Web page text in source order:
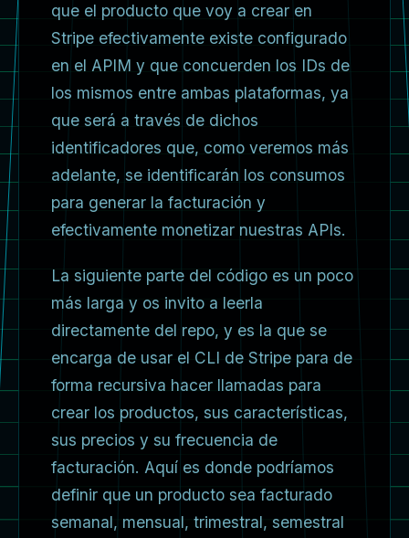
que el producto que voy a crear en
Stripe efectivamente existe configurado
en el APIM y que concuerden los IDs de
los mismos entre ambas plataformas, ya
que será a través de dichos
identificadores que, como veremos más
adelante, se identificarán los consumos
para generar la facturación y
efectivamente monetizar nuestras APIs.
La siguiente parte del código es un poco
más larga y os invito a leerla
directamente del repo, y es la que se
encarga de usar el CLI de Stripe para de
forma recursiva hacer llamadas para
crear los productos, sus características,
sus precios y su frecuencia de
facturación. Aquí es donde podríamos
definir que un producto sea facturado
semanal, mensual, trimestral, semestral